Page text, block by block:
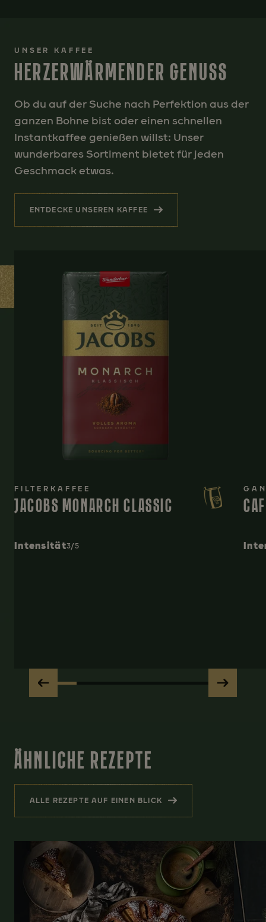
UNSER KAFFEE
HERZERWÄRMENDER GENUSS
Ob du auf der Suche nach Perfektion aus der
ganzen Bohne bist oder einen schnellen
Instantkaffee genießen willst: Unser
wunderbares Sortiment bietet für jeden
Geschmack etwas.
ENTDECKE UNSEREN KAFFEE
FILTERKAFFEE
JACOBS MONARCH CLASSIC
Intensität3/5
ÄHNLICHE REZEPTE
ALLE REZEPTE AUF EINEN BLICK